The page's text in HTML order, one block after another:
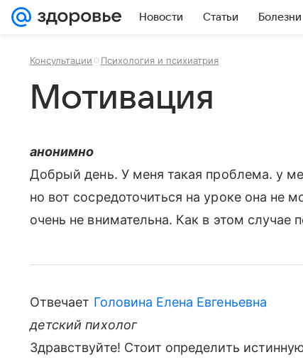
Новости Статьи Болезни
Консультации Психология и психиатрия
Мотивация
анонимно
Добрый день. У меня такая проблема. у
но вот сосредоточиться на уроке она не
очень не внимательна. Как в этом случае
Отвечает Головина Елена Евгеньевна
детский пихолог
Здравствуйте! Стоит определить